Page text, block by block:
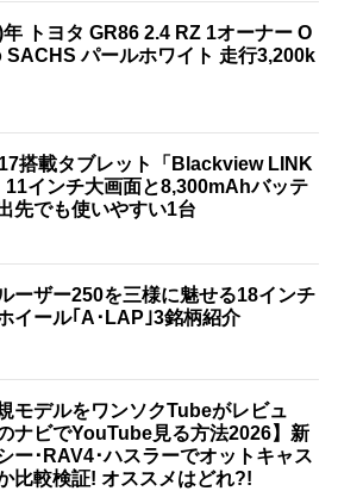
年 トヨタ GR86 2.4 RZ 1オーナー O
SACHS パールホワイト 走行3,200k
搭載タブレット「Blackview LINK
11インチ大画面と8,300mAhバッテ
先でも使いやすい1台
ーザー250を三様に魅せる18インチ
イール｢A･LAP｣3銘柄紹介
モデルをワンソクTubeがレビュ
ナビでYouTube見る方法2026】新
ー･RAV4･ハスラーでオットキャス
比較検証! オススメはどれ?!